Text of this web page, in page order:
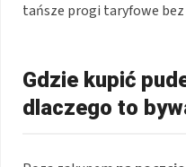
tańsze progi taryfowe
Gdzie kupić
dlaczego to